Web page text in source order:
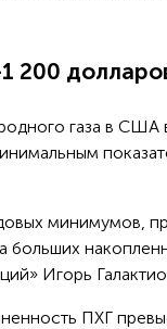
200
газа в США
минимумов,
Игорь
ПХГ